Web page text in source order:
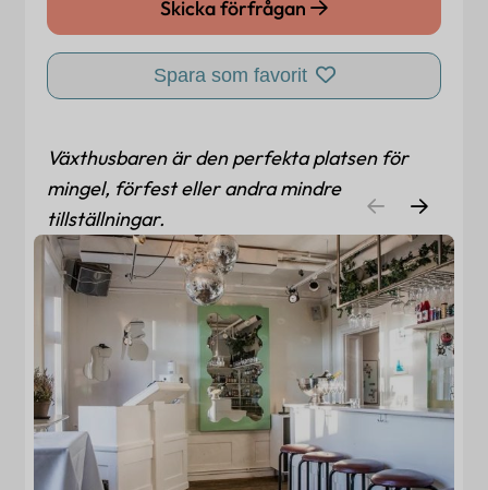
Skicka förfrågan
Spara som favorit
Växthusbaren är den perfekta platsen för
mingel, förfest eller andra mindre
tillställningar.